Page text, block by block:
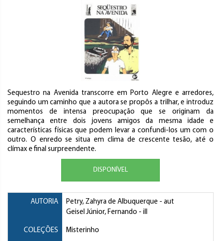
Sequestro na Avenida transcorre em Porto Alegre e arredores,
seguindo um caminho que a autora se propôs a trilhar, e introduz
momentos de intensa preocupação que se originam da
semelhança entre dois jovens amigos da mesma idade e
características físicas que podem levar a confundi-los um com o
outro. O enredo se situa em clima de crescente tesão, até o
clímax e final surpreendente.
DISPONÍVEL
AUTORIA Petry, Zahyra de Albuquerque - aut
Geisel Júnior, Fernando - ill
COLEÇÕES Misterinho